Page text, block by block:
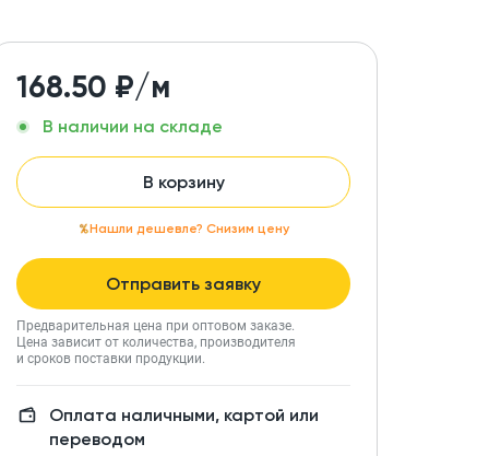
168.50 ₽/м
В наличии на складе
В корзину
Нашли дешевле? Снизим цену
Отправить заявку
Предварительная цена при оптовом заказе.
Цена зависит от количества, производителя
и сроков поставки продукции.
Оплата наличными, картой или
переводом